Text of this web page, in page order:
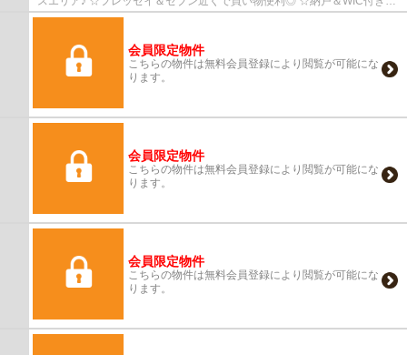
収納たっぷり！
会員限定物件
こちらの物件は無料会員登録により閲覧が可能にな
ります。
会員限定物件
こちらの物件は無料会員登録により閲覧が可能にな
ります。
会員限定物件
こちらの物件は無料会員登録により閲覧が可能にな
ります。